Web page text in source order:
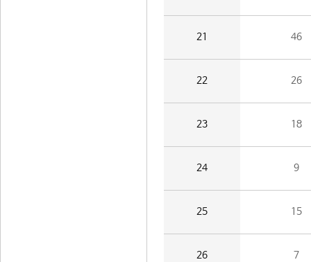
21 46
22 26
23 18
24 9
25 15
26 7